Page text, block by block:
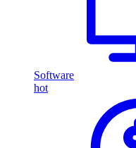
Software
hot